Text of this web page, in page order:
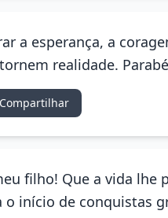
a esperança, a
realidade.
filho! Que a vida
o início de conquistas